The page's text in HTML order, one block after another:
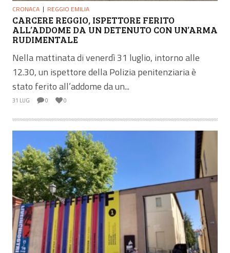
CRONACA REGGIO EMILIA
CARCERE REGGIO, ISPETTORE FERITO
ALL’ADDOME DA UN DETENUTO CON UN’ARMA
RUDIMENTALE
Nella mattinata di venerdì 31 luglio, intorno alle
12.30, un ispettore della Polizia penitenziaria è
stato ferito all’addome da un...
31 LUG 0 0